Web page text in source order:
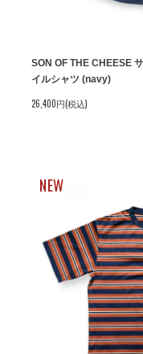
SON OF THE CHEESE
イルシャツ (navy)
26,400円(税込)
NEW